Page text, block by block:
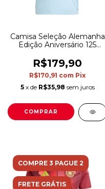
Camisa Seleção Alemanha
Edição Aniversário 125
Torcedor Adidas Masculina
- Azul
R$179,90
R$170,91 com Pix
5 x de R$35,98 sem juros
COMPRAR
COMPRE 3 PAGUE 2
FRETE GRÁTIS